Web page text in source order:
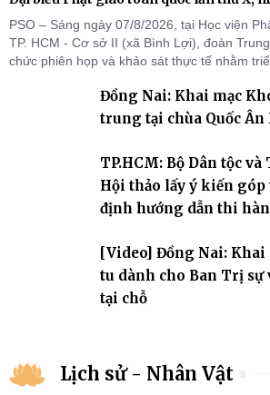
PSO – Sáng ngày 07/8/2026, tại Học viện
TP. HCM - Cơ sở II (xã Bình Lợi), đoàn
chức phiên họp và khảo sát thực tế nhằm
Đồng Nai: Khai mạc
trung tại chùa Quốc
TP.HCM: Bộ Dân tộc
Hội thảo lấy ý kiến
định hướng dẫn thi
[Video] Đồng Nai: Khai
tu dành cho Ban Trị sự
tại chỗ
Lịch sử - Nhân Vật